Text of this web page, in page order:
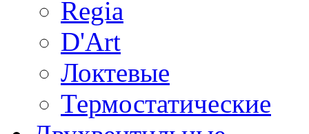
Regia
D'Art
Локтевые
Термостатические